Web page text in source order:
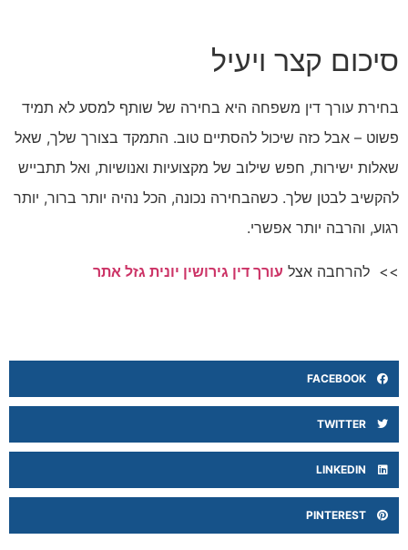
סיכום קצר ויעיל
בחירת עורך דין משפחה היא בחירה של שותף למסע לא תמיד
פשוט – אבל כזה שיכול להסתיים טוב. התמקד בצורך שלך, שאל
שאלות ישירות, חפש שילוב של מקצועיות ואנושיות, ואל תתבייש
להקשיב לבטן שלך. כשהבחירה נכונה, הכל נהיה יותר ברור, יותר
רגוע, והרבה יותר אפשרי.
>> להרחבה אצל עורך דין גירושין יונית גזל אתר
FACEBOOK
TWITTER
LINKEDIN
PINTEREST